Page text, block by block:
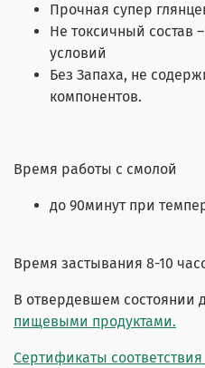
Прочная супер
Не токсичный состав
условий
Без Запаха, не
компонентов.
Время работы с смолой
до 90минут при
Время застывания 8-10
В отвердевшем состоянии
пищевыми продуктами.
Сертификаты соответствия